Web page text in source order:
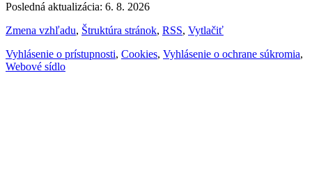
Posledná aktualizácia: 6. 8. 2026
Zmena vzhľadu, Štruktúra stránok, RSS, Vytlačiť
Vyhlásenie o prístupnosti, Cookies, Vyhlásenie o ochrane súkromia,
Webové sídlo